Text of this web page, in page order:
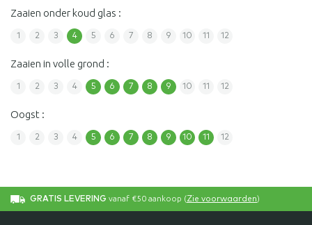
Zaaien onder koud glas :
1 2 3 4 5 6 7 8 9 10 11 12
Zaaien in volle grond :
1 2 3 4 5 6 7 8 9 10 11 12
Oogst :
1 2 3 4 5 6 7 8 9 10 11 12
GRATIS LEVERING vanaf €50 aankoop (Zie voorwaarden)